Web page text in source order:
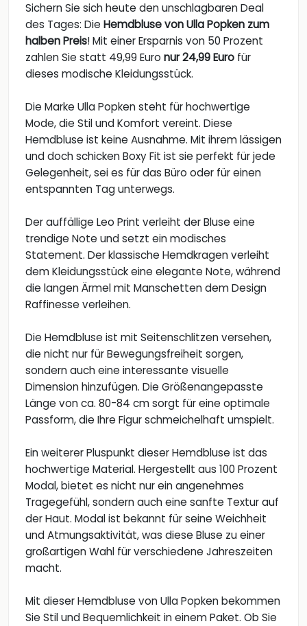
Sichern Sie sich heute den unschlagbaren Deal
des Tages: Die Hemdbluse von Ulla Popken zum
halben Preis! Mit einer Ersparnis von 50 Prozent
zahlen Sie statt 49,99 Euro nur 24,99 Euro für
dieses modische Kleidungsstück.
Die Marke Ulla Popken steht für hochwertige
Mode, die Stil und Komfort vereint. Diese
Hemdbluse ist keine Ausnahme. Mit ihrem lässigen
und doch schicken Boxy Fit ist sie perfekt für jede
Gelegenheit, sei es für das Büro oder für einen
entspannten Tag unterwegs.
Der auffällige Leo Print verleiht der Bluse eine
trendige Note und setzt ein modisches
Statement. Der klassische Hemdkragen verleiht
dem Kleidungsstück eine elegante Note, während
die langen Ärmel mit Manschetten dem Design
Raffinesse verleihen.
Die Hemdbluse ist mit Seitenschlitzen versehen,
die nicht nur für Bewegungsfreiheit sorgen,
sondern auch eine interessante visuelle
Dimension hinzufügen. Die Größenangepasste
Länge von ca. 80-84 cm sorgt für eine optimale
Passform, die Ihre Figur schmeichelhaft umspielt.
Ein weiterer Pluspunkt dieser Hemdbluse ist das
hochwertige Material. Hergestellt aus 100 Prozent
Modal, bietet es nicht nur ein angenehmes
Tragegefühl, sondern auch eine sanfte Textur auf
der Haut. Modal ist bekannt für seine Weichheit
und Atmungsaktivität, was diese Bluse zu einer
großartigen Wahl für verschiedene Jahreszeiten
macht.
Mit dieser Hemdbluse von Ulla Popken bekommen
Sie Stil und Bequemlichkeit in einem Paket. Ob Sie